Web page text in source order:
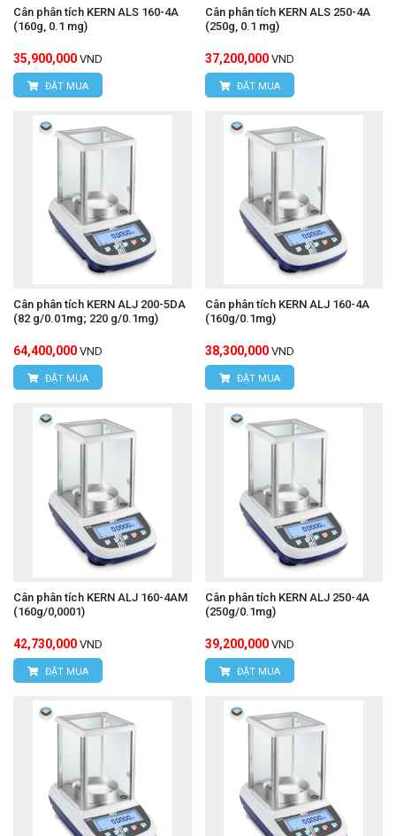
Cân phân tích KERN ALS 160-4A
(160g, 0.1 mg)
35,900,000 VND
ĐẶT MUA
Cân phân tích KERN ALS 250-4A
(250g, 0.1 mg)
37,200,000 VND
ĐẶT MUA
Cân phân tích KERN ALJ 200-5DA
(82 g/0.01mg; 220 g/0.1mg)
64,400,000 VND
ĐẶT MUA
Cân phân tích KERN ALJ 160-4A
(160g/0.1mg)
38,300,000 VND
ĐẶT MUA
Cân phân tích KERN ALJ 160-4AM
(160g/0,0001)
42,730,000 VND
ĐẶT MUA
Cân phân tích KERN ALJ 250-4A
(250g/0.1mg)
39,200,000 VND
ĐẶT MUA